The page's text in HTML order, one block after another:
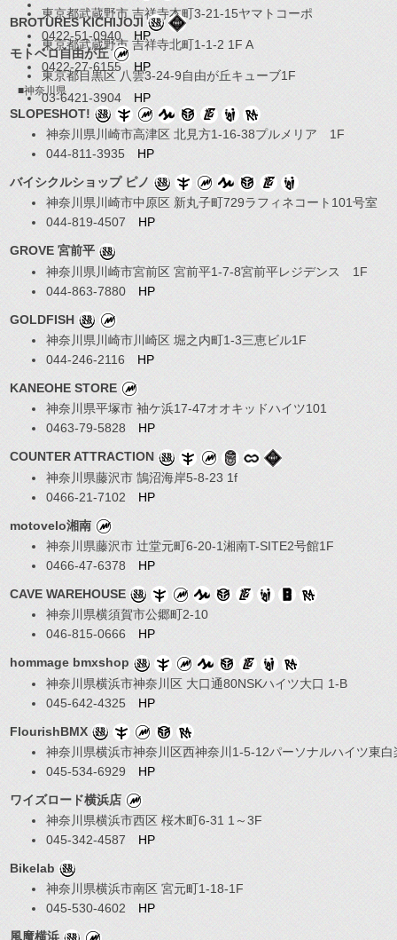
東京都武蔵野市 吉祥寺本町3-21-15ヤマトコーポ
0422-51-0940 HP
BROTURES KICHIJOJI
東京都武蔵野市 吉祥寺北町1-1-2 1F A
0422-27-6155 HP
モトベロ自由が丘
東京都目黒区 八雲3-24-9自由が丘キューブ1F
03-6421-3904 HP
■神奈川県
SLOPESHOT!
神奈川県川崎市高津区 北見方1-16-38プルメリア 1F
044-811-3935 HP
バイシクルショップ ピノ
神奈川県川崎市中原区 新丸子町729ラフィネコート101号室
044-819-4507 HP
GROVE 宮前平
神奈川県川崎市宮前区 宮前平1-7-8宮前平レジデンス 1F
044-863-7880 HP
GOLDFISH
神奈川県川崎市川崎区 堀之内町1-3三恵ビル1F
044-246-2116 HP
KANEOHE STORE
神奈川県平塚市 袖ケ浜17-47オオキッドハイツ101
0463-79-5828 HP
COUNTER ATTRACTION
神奈川県藤沢市 鵠沼海岸5-8-23 1f
0466-21-7102 HP
motovelo湘南
神奈川県藤沢市 辻堂元町6-20-1湘南T-SITE2号館1F
0466-47-6378 HP
CAVE WAREHOUSE
神奈川県横須賀市公郷町2-10
046-815-0666 HP
hommage bmxshop
神奈川県横浜市神奈川区 大口通80NSKハイツ大口 1-B
045-642-4325 HP
FlourishBMX
神奈川県横浜市神奈川区西神奈川1-5-12パーソナルハイツ東白
045-534-6929 HP
ワイズロード横浜店
神奈川県横浜市西区 桜木町6-31 1～3F
045-342-4587 HP
Bikelab
神奈川県横浜市南区 宮元町1-18-1F
045-530-4602 HP
風魔横浜